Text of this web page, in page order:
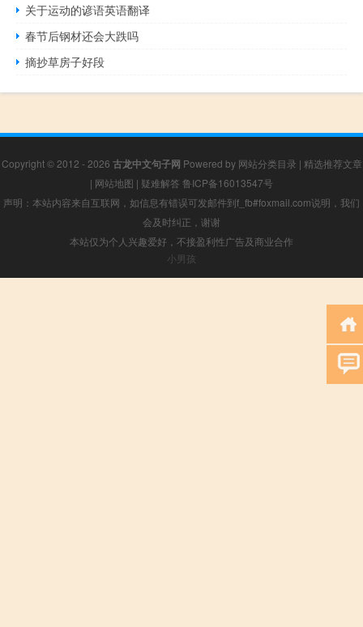
关于运动的谚语英语翻译
春节后钢材还会大跌吗
摘抄草房子好段
Copyright © 2012 - 2026 古龙中文句子网 Powered by 网站分类目录 | 精选推荐文章
| 网站地图 | 疑难解答 鲁ICP备16013547号
声明：本站内容来自互联网，如信息有错误可发邮件到f_fb#foxmail.com说明，我们
会及时纠正，谢谢
本站仅为个人兴趣爱好，不接盈利性广告及商业合作
小男孩